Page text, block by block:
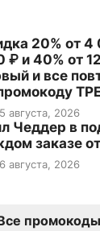
20% от 4
₽ и 40% от
и все
августа, 2026
Чеддер в
заказе
августа, 2026
промокоды